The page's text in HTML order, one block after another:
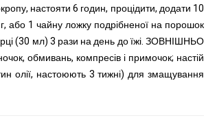
настояти 6 годин, процідити, додати 10
або 1 чайну ложку подрібненої на порошок
(30 мл) 3 рази на день до їжі. ЗОВНІШНЬО
обмивань, компресів і примочок; настій
олії, настоюють 3 тижні) для змащування